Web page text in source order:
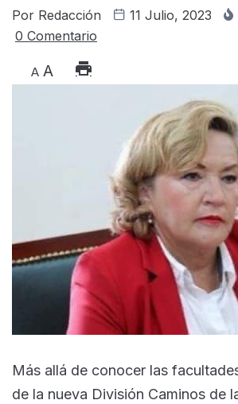
Por Redacción 11 Julio, 2023
0 Comentario
A A
Más allá de conocer las
de la nueva División Caminos de